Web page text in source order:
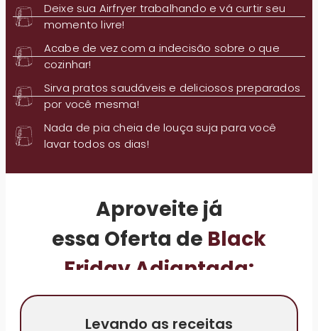
Deixe sua Airfryer trabalhando e vá curtir seu
momento livre!
Acabe de vez com a indecisão sobre o que
cozinhar!
Sirva pratos saudáveis e deliciosos preparados
por você mesma!
Nada de pia cheia de louça suja para você
lavar todos os dias!
Aproveite já
essa Oferta de Black
Friday Adiantada:
Levando as receitas